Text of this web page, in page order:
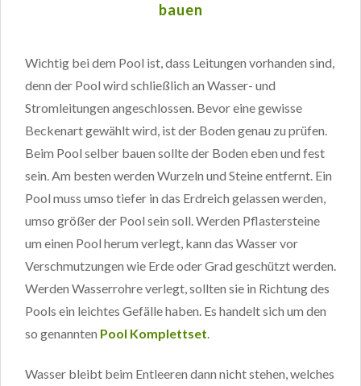
bauen
Wichtig bei dem Pool ist, dass Leitungen vorhanden sind,
denn der Pool wird schließlich an Wasser- und
Stromleitungen angeschlossen. Bevor eine gewisse
Beckenart gewählt wird, ist der Boden genau zu prüfen.
Beim Pool selber bauen sollte der Boden eben und fest
sein. Am besten werden Wurzeln und Steine entfernt. Ein
Pool muss umso tiefer in das Erdreich gelassen werden,
umso größer der Pool sein soll. Werden Pflastersteine
um einen Pool herum verlegt, kann das Wasser vor
Verschmutzungen wie Erde oder Grad geschützt werden.
Werden Wasserrohre verlegt, sollten sie in Richtung des
Pools ein leichtes Gefälle haben. Es handelt sich um den
so genannten Pool Komplettset.
Wasser bleibt beim Entleeren dann nicht stehen, welches